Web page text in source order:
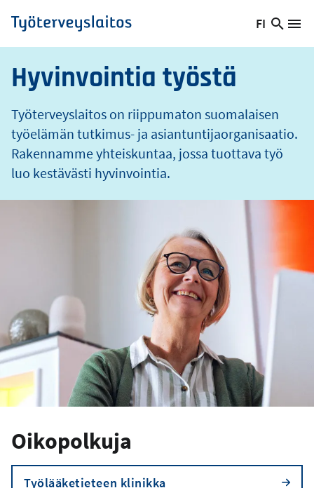
Hyppää
pääsisältöön
Työterveyslaitos
Vaihda
kieltä,
FI
Hae
o
s
Hyvinvointia työstä
Työterveyslaitos on riippumaton suomalaisen
työelämän tutkimus- ja asiantuntijaorganisaatio.
Rakennamme yhteiskuntaa, jossa tuottava työ
luo kestävästi hyvinvointia.
Oikopolkuja
Työlääketieteen klinikka